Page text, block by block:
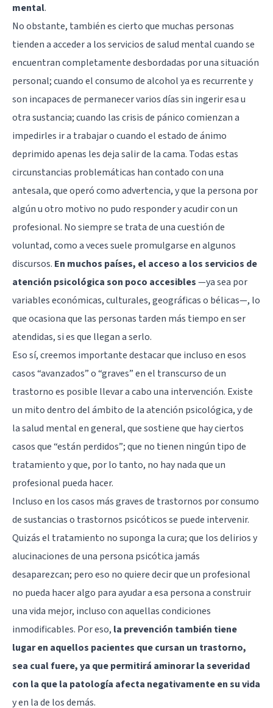
mental.
No obstante, también es cierto que muchas personas
tienden a acceder a los servicios de salud mental cuando se
encuentran completamente desbordadas por una situación
personal; cuando el consumo de alcohol ya es recurrente y
son incapaces de permanecer varios días sin ingerir esa u
otra sustancia; cuando las crisis de pánico comienzan a
impedirles ir a trabajar o cuando el estado de ánimo
deprimido apenas les deja salir de la cama. Todas estas
circunstancias problemáticas han contado con una
antesala, que operó como advertencia, y que la persona por
algún u otro motivo no pudo responder y acudir con un
profesional. No siempre se trata de una cuestión de
voluntad, como a veces suele promulgarse en algunos
discursos. En muchos países, el acceso a los servicios de
atención psicológica son poco accesibles—ya sea por
variables económicas, culturales, geográficas o bélicas—, lo
que ocasiona que las personas tarden más tiempo en ser
atendidas, si es que llegan a serlo.
Eso sí, creemos importante destacar que incluso en esos
casos “avanzados” o “graves” en el transcurso de un
trastorno es posible llevar a cabo una intervención. Existe
un mito dentro del ámbito de la atención psicológica, y de
la salud mental en general, que sostiene que hay ciertos
casos que “están perdidos”; que no tienen ningún tipo de
tratamiento y que, por lo tanto, no hay nada que un
profesional pueda hacer.
Incluso en los casos más graves de trastornos por consumo
de sustancias o trastornos psicóticos se puede intervenir.
Quizás el tratamiento no suponga la cura; que los delirios y
alucinaciones de una persona psicótica jamás
desaparezcan; pero eso no quiere decir que un profesional
no pueda hacer algo para ayudar a esa persona a construir
una vida mejor, incluso con aquellas condiciones
inmodificables. Por eso, la prevención también tiene
lugar en aquellos pacientes que cursan un trastorno,
sea cual fuere, ya que permitirá aminorar la severidad
con la que la patología afecta negativamente en su vida
y en la de los demás.